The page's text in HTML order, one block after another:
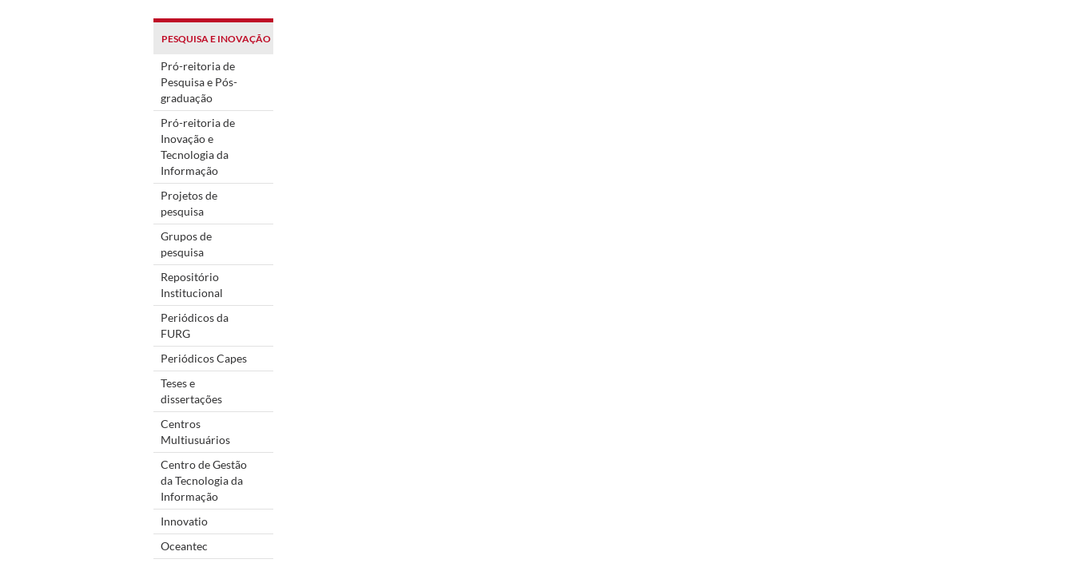
PESQUISA E INOVAÇÃO
Pró-reitoria de
Pesquisa e Pós-
graduação
Pró-reitoria de
Inovação e
Tecnologia da
Informação
Projetos de
pesquisa
Grupos de
pesquisa
Repositório
Institucional
Periódicos da
FURG
Periódicos Capes
Teses e
dissertações
Centros
Multiusuários
Centro de Gestão
da Tecnologia da
Informação
Innovatio
Oceantec